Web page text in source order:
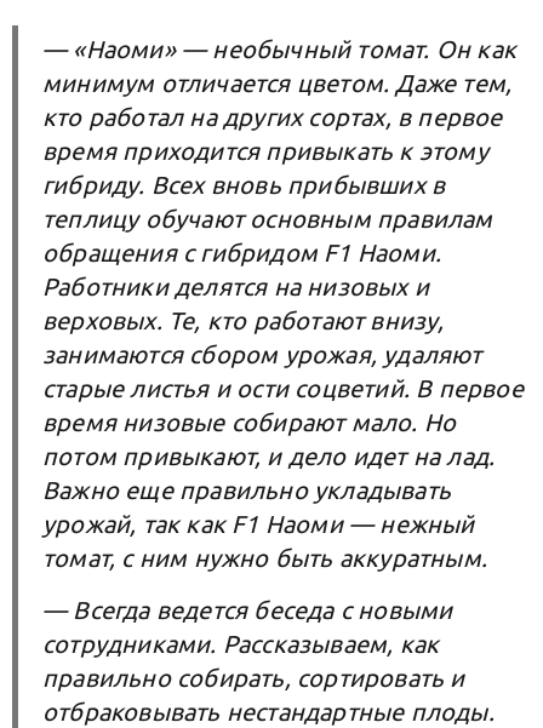
— «Наоми» — необычный томат. Он как
минимум отличается цветом. Даже тем,
кто работал на других сортах, в первое
время приходится привыкать к этому
гибриду. Всех вновь прибывших в
теплицу обучают основным правилам
обращения с гибридом F1 Наоми.
Работники делятся на низовых и
верховых. Те, кто работают внизу,
занимаются сбором урожая, удаляют
старые листья и ости соцветий. В первое
время низовые собирают мало. Но
потом привыкают, и дело идет на лад.
Важно еще правильно укладывать
урожай, так как F1 Наоми — нежный
томат, с ним нужно быть аккуратным.
— Всегда ведется беседа с новыми
сотрудниками. Рассказываем, как
правильно собирать, сортировать и
отбраковывать нестандартные плоды.